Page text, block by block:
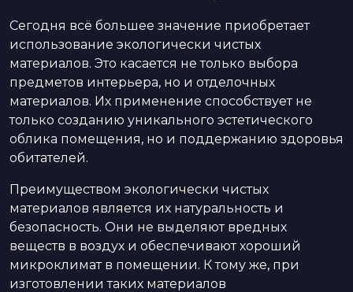
Сегодня всё большее значение приобретает
использование экологически чистых
материалов. Это касается не только выбора
предметов интерьера, но и отделочных
материалов. Их применение способствует не
только созданию уникального эстетического
облика помещения, но и поддержанию здоровья
обитателей.
Преимуществом экологически чистых
материалов является их натуральность и
безопасность. Они не выделяют вредных
веществ в воздух и обеспечивают хороший
микроклимат в помещении. К тому же, при
изготовлении таких материалов